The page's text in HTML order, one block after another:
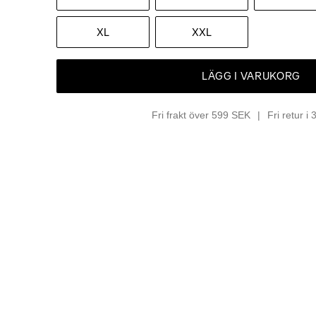
XL XXL
LÄGG I VARUKORG
Fri frakt över 599 SEK Fri retur i